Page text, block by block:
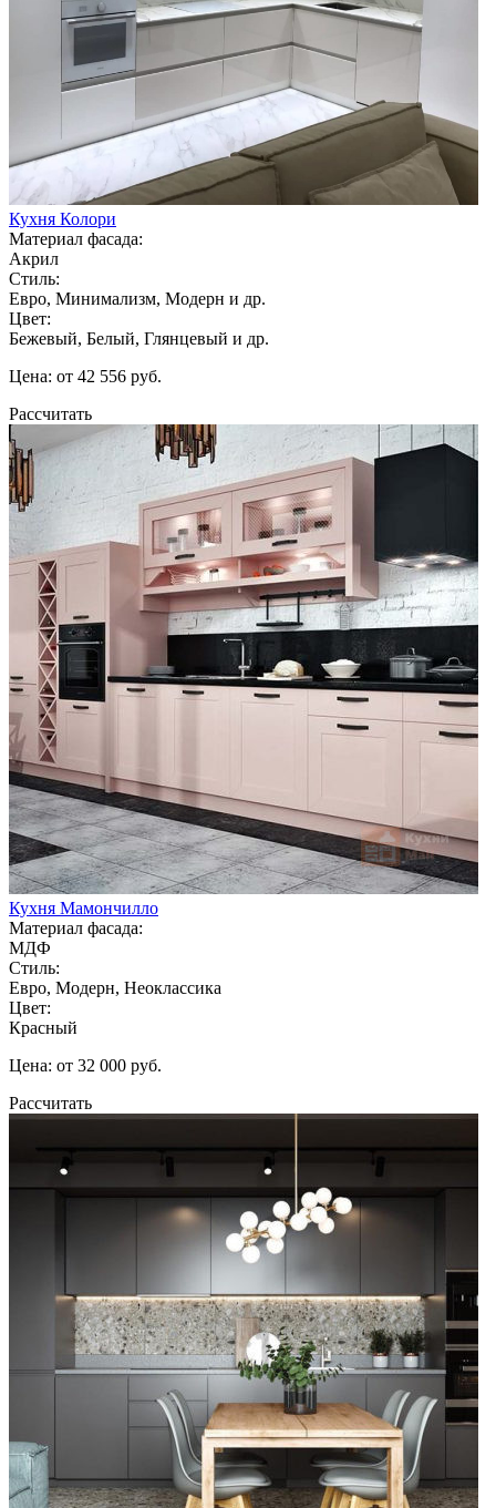
Кухня Колори
Материал фасада:
Акрил
Стиль:
Евро, Минимализм, Модерн и др.
Цвет:
Бежевый, Белый, Глянцевый и др.
Цена: от 42 556 руб.
Рассчитать
Кухня Мамончилло
Материал фасада:
МДФ
Стиль:
Евро, Модерн, Неоклассика
Цвет:
Красный
Цена: от 32 000 руб.
Рассчитать